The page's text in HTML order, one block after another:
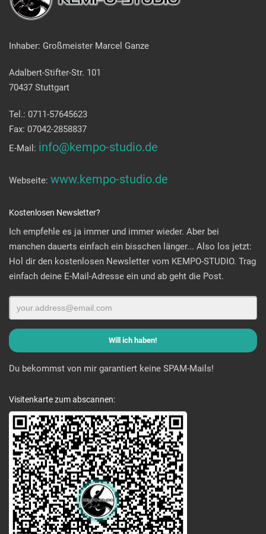
Inhaber: Großmeister Marcel Ganze
Adalbert-Stifter-Str. 101
70437 Stuttgart
Tel.: 0711-57645623
Fax: 07042-2858837
E-Mail: info@kempo-studio.de
Webseite: www.kempo-studio.de
Kostenlosen Newsletter?
Ich empfehle es ja immer und immer wieder. Aber bei
manchen dauerts einfach ein bisschen länger... Also los jetzt:
Hol dir den kostenlosen Newsletter vom KEMPO-STUDIO. Trag
einfach deine E-Mail-Adresse ein und ab geht die Post.
Du bekommst von mir garantiert keine SPAM-Mails!
Visitenkarte zum abscannen: